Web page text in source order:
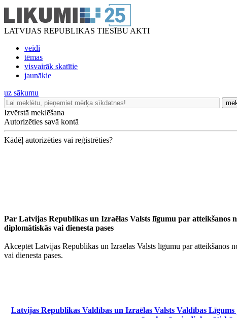
LATVIJAS REPUBLIKAS TIESĪBU AKTI
veidi
tēmas
visvairāk skatītie
jaunākie
uz sākumu
Izvērstā meklēšana
Autorizēties savā kontā
Kādēļ autorizēties vai reģistrēties?
Par Latvijas Republikas un Izraēlas Valsts līgumu par atteikšanos
diplomātiskās vai dienesta pases
Akceptēt Latvijas Republikas un Izraēlas Valsts līgumu par atteikšanos
vai dienesta pases.
Latvijas Republikas Valdības un Izraēlas Valsts Valdības